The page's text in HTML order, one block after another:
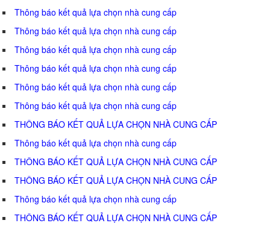
Thông báo kết quả lựa chọn nhà cung cấp
Thông báo kết quả lựa chọn nhà cung cấp
Thông báo kết quả lựa chọn nhà cung cấp
Thông báo kết quả lựa chọn nhà cung cấp
Thông báo kết quả lựa chọn nhà cung cấp
Thông báo kết quả lựa chọn nhà cung cấp
THÔNG BÁO KẾT QUẢ LỰA CHỌN NHÀ CUNG CẤP
Thông báo kết quả lựa chọn nhà cung cấp
THÔNG BÁO KẾT QUẢ LỰA CHỌN NHÀ CUNG CẤP
THÔNG BÁO KẾT QUẢ LỰA CHỌN NHÀ CUNG CẤP
Thông báo kết quả lựa chọn nhà cung cấp
THÔNG BÁO KẾT QUẢ LỰA CHỌN NHÀ CUNG CẤP